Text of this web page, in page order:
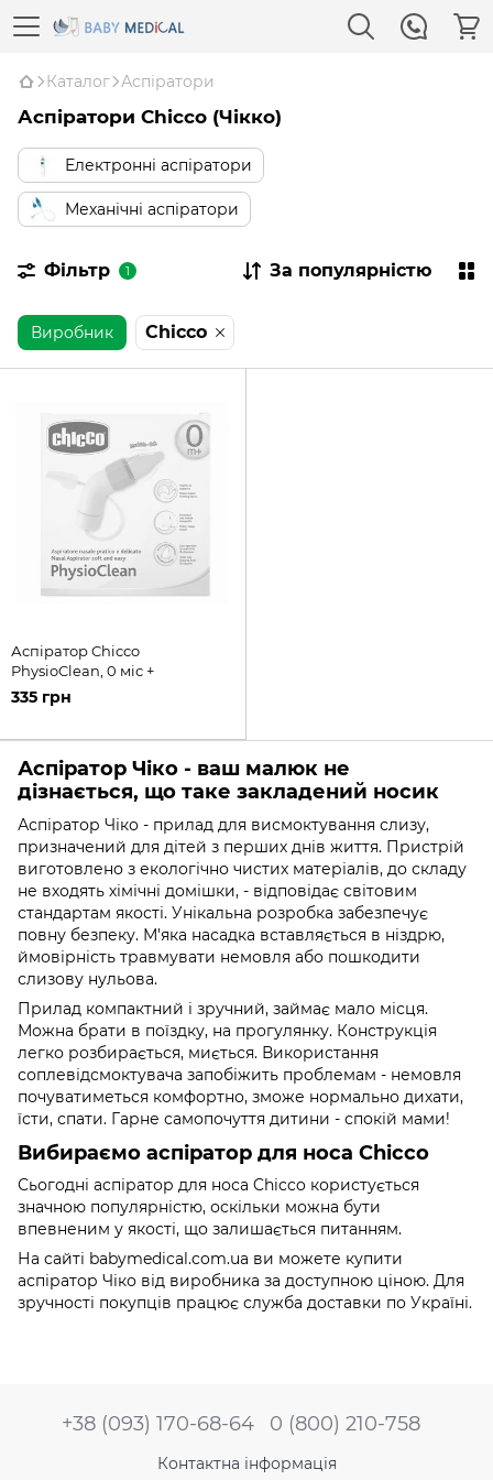
Каталог Аспіратори
Аспіратори Сhicco (Чікко)
Електронні аспіратори
Механічні аспіратори
Фільтр 1 За популярністю
Виробник Chicco
Аспіратор Chicco
PhysioClean, 0 міс +
335 грн
Аспіратор Чіко - ваш малюк не
дізнається, що таке закладений носик
Аспіратор Чіко - прилад для висмоктування слизу,
призначений для дітей з перших днів життя. Пристрій
виготовлено з екологічно чистих матеріалів, до складу
не входять хімічні домішки, - відповідає світовим
стандартам якості. Унікальна розробка забезпечує
повну безпеку. М'яка насадка вставляється в ніздрю,
ймовірність травмувати немовля або пошкодити
слизову нульова.
Прилад компактний і зручний, займає мало місця.
Можна брати в поїздку, на прогулянку. Конструкція
легко розбирається, миється. Використання
соплевідсмоктувача запобіжить проблемам - немовля
почуватиметься комфортно, зможе нормально дихати,
їсти, спати. Гарне самопочуття дитини - спокій мами!
Вибираємо аспіратор для носа Chicco
Сьогодні аспіратор для носа Chicco користується
значною популярністю, оскільки можна бути
впевненим у якості, що залишається питанням.
На сайті babymedical.com.ua ви можете купити
аспіратор Чіко від виробника за доступною ціною. Для
зручності покупців працює служба доставки по Україні.
+38 (093) 170-68-64 0 (800) 210-758
Контактна інформація